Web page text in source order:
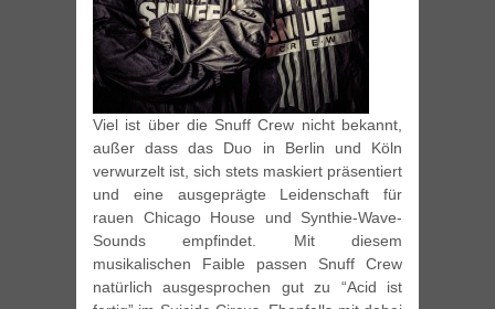
Viel ist über die Snuff Crew nicht bekannt,
außer dass das Duo in Berlin und Köln
verwurzelt ist, sich stets maskiert präsentiert
und eine ausgeprägte Leidenschaft für
rauen Chicago House und Synthie-Wave-
Sounds empfindet. Mit diesem
musikalischen Faible passen Snuff Crew
natürlich ausgesprochen gut zu “Acid ist